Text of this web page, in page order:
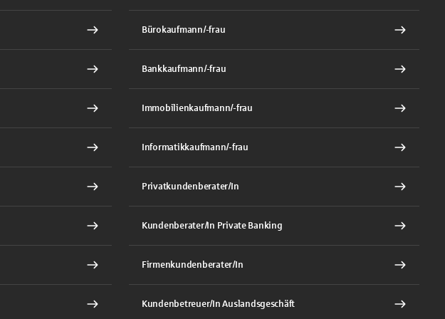
Bürokaufmann/-frau
Bankkaufmann/-frau
Immobilienkaufmann/-frau
Informatikkaufmann/-frau
Privatkundenberater/In
Kundenberater/In Private Banking
Firmenkundenberater/In
Kundenbetreuer/In Auslandsgeschäft